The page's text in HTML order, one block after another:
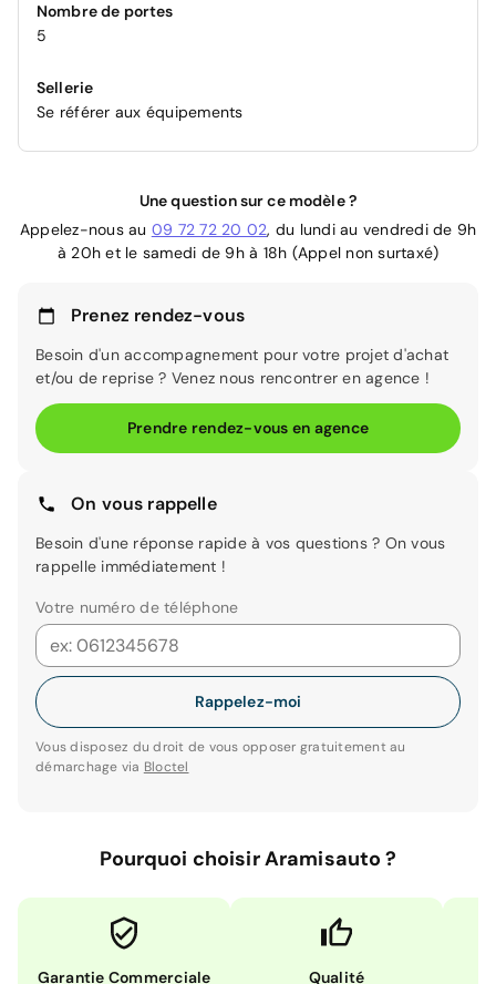
Nombre de portes
5
Sellerie
Se référer aux équipements
Une question sur ce modèle ?
Appelez-nous au 09 72 72 20 02, du lundi au vendredi de 9h
à 20h et le samedi de 9h à 18h (Appel non surtaxé)
Prenez rendez-vous
Besoin d'un accompagnement pour votre projet d'achat
et/ou de reprise ? Venez nous rencontrer en agence !
Prendre rendez-vous en agence
On vous rappelle
Besoin d'une réponse rapide à vos questions ? On vous
rappelle immédiatement !
Votre numéro de téléphone
Rappelez-moi
Vous disposez du droit de vous opposer gratuitement au
démarchage via Bloctel
Pourquoi choisir Aramisauto ?
Garantie Commerciale Qualité